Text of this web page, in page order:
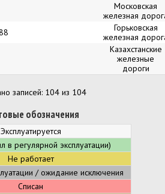
Московская
железная
Горьковская
железная
Казахстанские
железные
дороги
записей: 104 из 104
обозначения
Эксплуатируется
в регулярной эксплуатации)
Не работает
/ ожидание исключения
Списан